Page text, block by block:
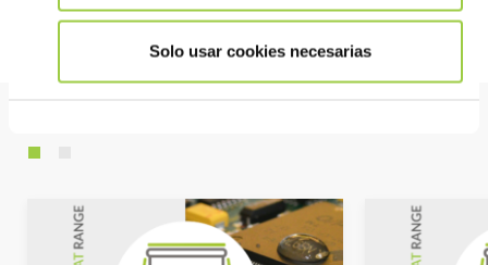
Solo usar cookies necesarias